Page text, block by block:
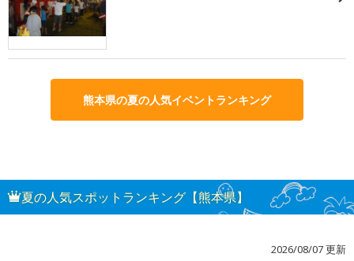
熊本県の夏の人気イベントランキング
夏の人気スポットランキング【熊本県】
2026/08/07 更新